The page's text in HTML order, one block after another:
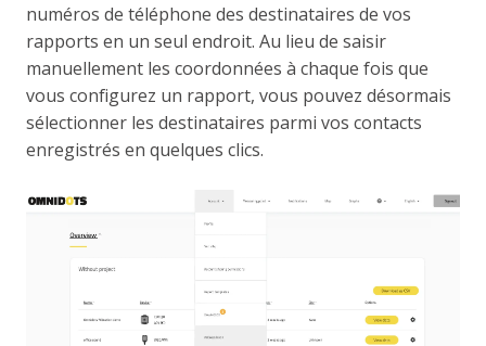
numéros de téléphone des destinataires de vos
rapports en un seul endroit. Au lieu de saisir
manuellement les coordonnées à chaque fois que
vous configurez un rapport, vous pouvez désormais
sélectionner les destinataires parmi vos contacts
enregistrés en quelques clics.